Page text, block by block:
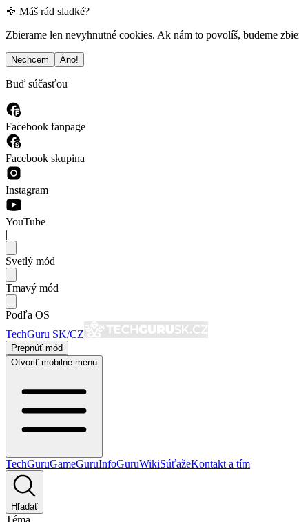
🍪 Máš rád sladké?
Zbierame len nevyhnutné cookies. Ak nám to povolíš, budeme
Nechcem Áno!
Buď súčasťou
Facebook fanpage
Facebook skupina
Instagram
YouTube
|
Svetlý mód
Tmavý mód
Podľa OS
TechGuru SK/CZ
Prepnúť mód
Otvoriť mobilné menu
TechGuruGameGuruInfoGuruWikiSúťažeKontakt a tím
Hľadať
Téma